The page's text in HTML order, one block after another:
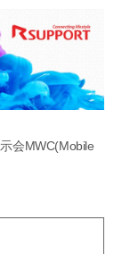
会MWC(Mobile